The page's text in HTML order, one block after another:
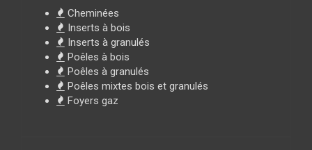
Cheminées
Inserts à bois
Inserts à granulés
Poêles à bois
Poêles à granulés
Poêles mixtes bois et granulés
Foyers gaz